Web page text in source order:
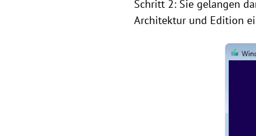
Schritt 2: Sie gelangen
Architektur und Edition